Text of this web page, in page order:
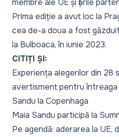
Prima ediție a avut loc la
cea de-a doua a fost
la Bulboaca, în iunie 2023.
CITIȚI ȘI:
Experiența alegerilor din 28
avertisment pentru întreaga
Sandu la Copenhaga
Maia Sandu participă la
Pe agendă: aderarea la UE,